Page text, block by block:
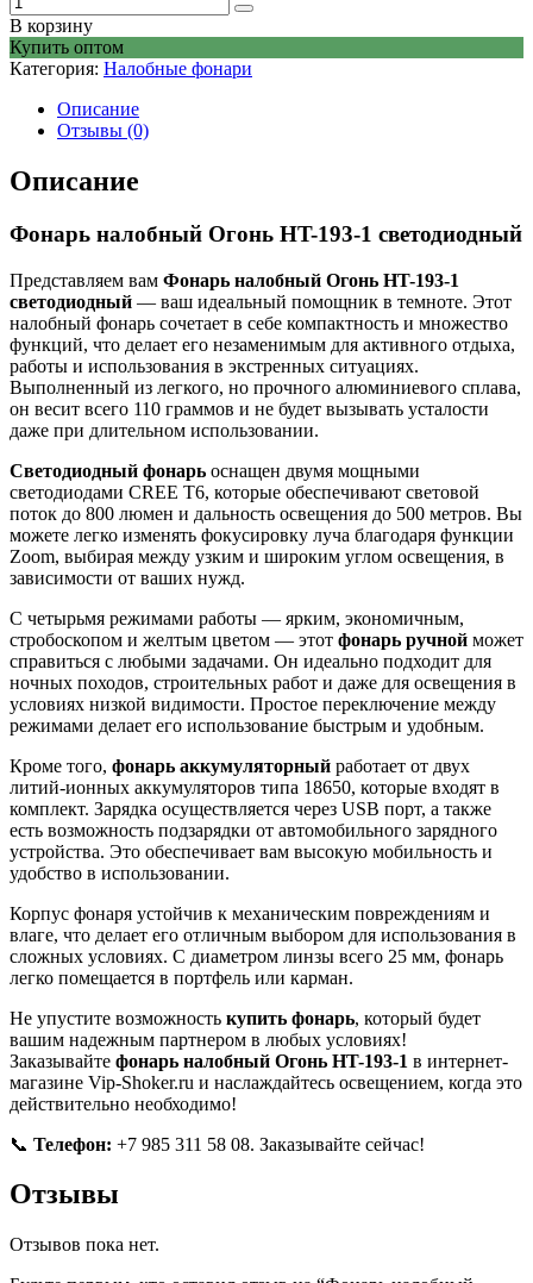
В корзину
Купить оптом
Категория: Налобные фонари
Описание
Отзывы (0)
Описание
Фонарь налобный Огонь HT-193-1 светодиодный
Представляем вам Фонарь налобный Огонь HT-193-1
светодиодный — ваш идеальный помощник в темноте. Этот
налобный фонарь сочетает в себе компактность и множество
функций, что делает его незаменимым для активного отдыха,
работы и использования в экстренных ситуациях.
Выполненный из легкого, но прочного алюминиевого сплава,
он весит всего 110 граммов и не будет вызывать усталости
даже при длительном использовании.
Светодиодный фонарь оснащен двумя мощными
светодиодами CREE T6, которые обеспечивают световой
поток до 800 люмен и дальность освещения до 500 метров. Вы
можете легко изменять фокусировку луча благодаря функции
Zoom, выбирая между узким и широким углом освещения, в
зависимости от ваших нужд.
С четырьмя режимами работы — ярким, экономичным,
стробоскопом и желтым цветом — этот фонарь ручной может
справиться с любыми задачами. Он идеально подходит для
ночных походов, строительных работ и даже для освещения в
условиях низкой видимости. Простое переключение между
режимами делает его использование быстрым и удобным.
Кроме того, фонарь аккумуляторный работает от двух
литий-ионных аккумуляторов типа 18650, которые входят в
комплект. Зарядка осуществляется через USB порт, а также
есть возможность подзарядки от автомобильного зарядного
устройства. Это обеспечивает вам высокую мобильность и
удобство в использовании.
Корпус фонаря устойчив к механическим повреждениям и
влаге, что делает его отличным выбором для использования в
сложных условиях. С диаметром линзы всего 25 мм, фонарь
легко помещается в портфель или карман.
Не упустите возможность купить фонарь, который будет
вашим надежным партнером в любых условиях!
Заказывайте фонарь налобный Огонь HT-193-1 в интернет-
магазине Vip-Shoker.ru и наслаждайтесь освещением, когда это
действительно необходимо!
📞 Телефон: +7 985 311 58 08. Заказывайте сейчас!
Отзывы
Отзывов пока нет.